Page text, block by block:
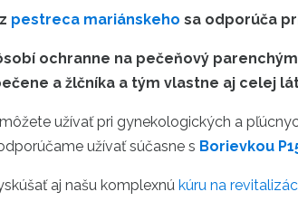
pestreca mariánskeho sa odporúča
ochranne na pečeňový
a žlčníka a tým vlastne aj celej
užívať pri gynekologických a
užívať súčasne s Borievkou
aj našu komplexnú kúru na